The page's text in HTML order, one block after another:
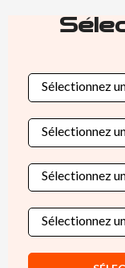
Sélectionnez
Sélectionnez
Sélectionnez
Sélectionnez